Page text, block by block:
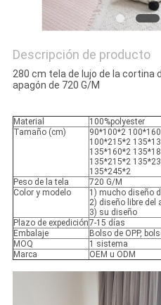
Descripción de producto
280 cm tela de lujo de la cortina
apagón de 720 G/M
Material
100%polyester
Tamaño (cm)
90*100*2
100*215*2
135*160*2
135*215*2
135*245*2
Peso de la tela
720 G/M
Color y modelo
1) mucho diseño
2) diseño libre del
3) su diseño
Plazo de expedición7-15 días
Embalaje
Bolso de OPP,
MOQ
1 sistema
Marca
OEM u ODM